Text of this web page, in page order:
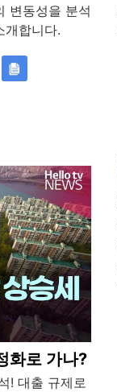
변동성을 분석
개합니다.
화로 가나?
! 대출 규제로